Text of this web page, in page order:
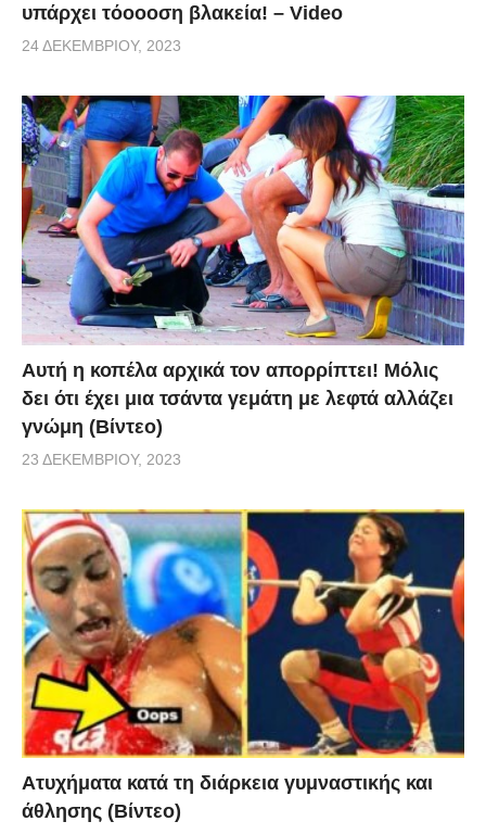
υπάρχει τόοοοση βλακεία! – Video
24 ΔΕΚΕΜΒΡΊΟΥ, 2023
Αυτή η κοπέλα αρχικά τον απορρίπτει! Μόλις
δει ότι έχει μια τσάντα γεμάτη με λεφτά αλλάζει
γνώμη (Βίντεο)
23 ΔΕΚΕΜΒΡΊΟΥ, 2023
Aτυχήματα κατά τη διάρκεια γυμναστικής και
άθλησης (Βίντεο)